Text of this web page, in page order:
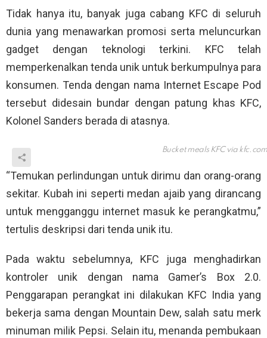
Tidak hanya itu, banyak juga cabang KFC di seluruh
dunia yang menawarkan promosi serta meluncurkan
gadget dengan teknologi terkini. KFC telah
memperkenalkan tenda unik untuk berkumpulnya para
konsumen. Tenda dengan nama Internet Escape Pod
tersebut didesain bundar dengan patung khas KFC,
Kolonel Sanders berada di atasnya.
Bucket meals KFC via kfc.com
“Temukan perlindungan untuk dirimu dan orang-orang
sekitar. Kubah ini seperti medan ajaib yang dirancang
untuk mengganggu internet masuk ke perangkatmu,”
tertulis deskripsi dari tenda unik itu.
Pada waktu sebelumnya, KFC juga menghadirkan
kontroler unik dengan nama Gamer’s Box 2.0.
Penggarapan perangkat ini dilakukan KFC India yang
bekerja sama dengan Mountain Dew, salah satu merk
minuman milik Pepsi. Selain itu, menanda pembukaan